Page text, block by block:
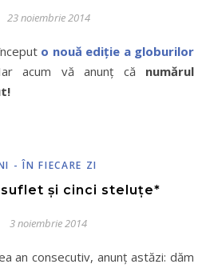
23 noiembrie 2014
o nouă ediție a globurilor
acum vă anunț că numărul
- ÎN FIECARE ZI
și cinci steluțe*
3 noiembrie 2014